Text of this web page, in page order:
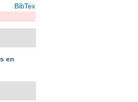
BibTex
en